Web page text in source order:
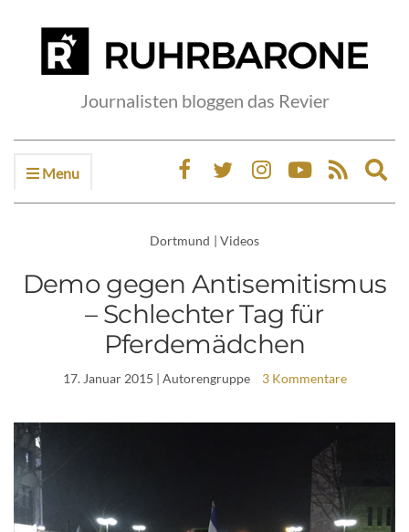
Journalisten bloggen das Revier
Menu
Dortmund | Videos
Demo gegen Antisemitismus
– Schlechter Tag für
Pferdemädchen
17. Januar 2015 | Autorengruppe 3 Kommentare